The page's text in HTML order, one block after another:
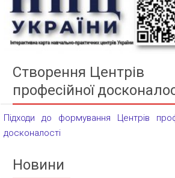
Створення Центрів
професійної
Підходи до формування Центрів
досконалості
Новини